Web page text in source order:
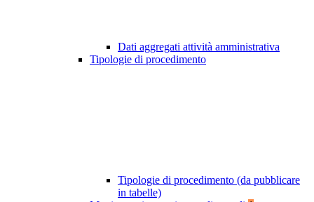
Dati aggregati attività amministrativa
Tipologie di procedimento
Tipologie di procedimento (da pubblicare
in tabelle)